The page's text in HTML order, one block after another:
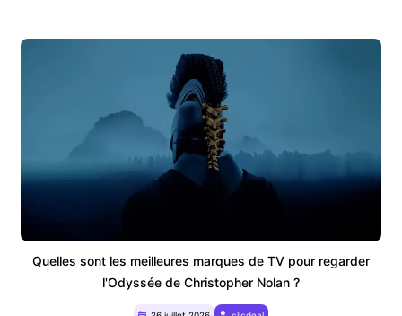
Quelles sont les meilleures marques de TV pour regarder
l'Odyssée de Christopher Nolan ?